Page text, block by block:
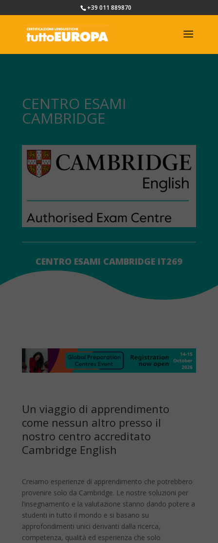
+39 011 889870
CENTRO ESAMI
CAMBRIDGE
CENTRO ESAMI CAMBRIDGE IT269
Un viaggio di apprendimento
come nessun altro presso il
nostro centro accreditato
Cambridge English
Creiamo esperienze di apprendimento che potrebbero
provenire solo da Cambridge. Le nostre soluzioni per
l’insegnamento e la valutazione stanno dando potere a
studenti in tutto il mondo e si basano su
approfondimenti unici derivanti dalla ricerca,
competenza, qualità ed esperienza che solo